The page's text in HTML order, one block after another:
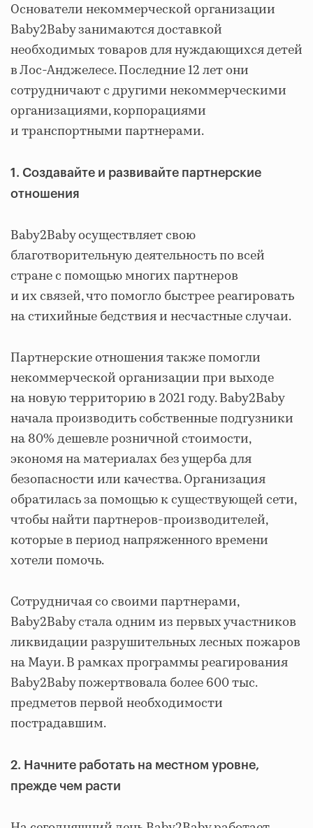
Основатели некоммерческой организации
Baby2Baby занимаются доставкой
необходимых товаров для нуждающихся детей
в Лос-Анджелесе. Последние 12 лет они
сотрудничают с другими некоммерческими
организациями, корпорациями
и транспортными партнерами.
1. Создавайте и развивайте партнерские
отношения
Baby2Baby осуществляет свою
благотворительную деятельность по всей
стране с помощью многих партнеров
и их связей, что помогло быстрее реагировать
на стихийные бедствия и несчастные случаи.
Партнерские отношения также помогли
некоммерческой организации при выходе
на новую территорию в 2021 году. Baby2Baby
начала производить собственные подгузники
на 80% дешевле розничной стоимости,
экономя на материалах без ущерба для
безопасности или качества. Организация
обратилась за помощью к существующей сети,
чтобы найти партнеров-производителей,
которые в период напряженного времени
хотели помочь.
Сотрудничая со своими партнерами,
Baby2Baby стала одним из первых участников
ликвидации разрушительных лесных пожаров
на Мауи. В рамках программы реагирования
Baby2Baby пожертвовала более 600 тыс.
предметов первой необходимости
пострадавшим.
2. Начните работать на местном уровне,
прежде чем расти